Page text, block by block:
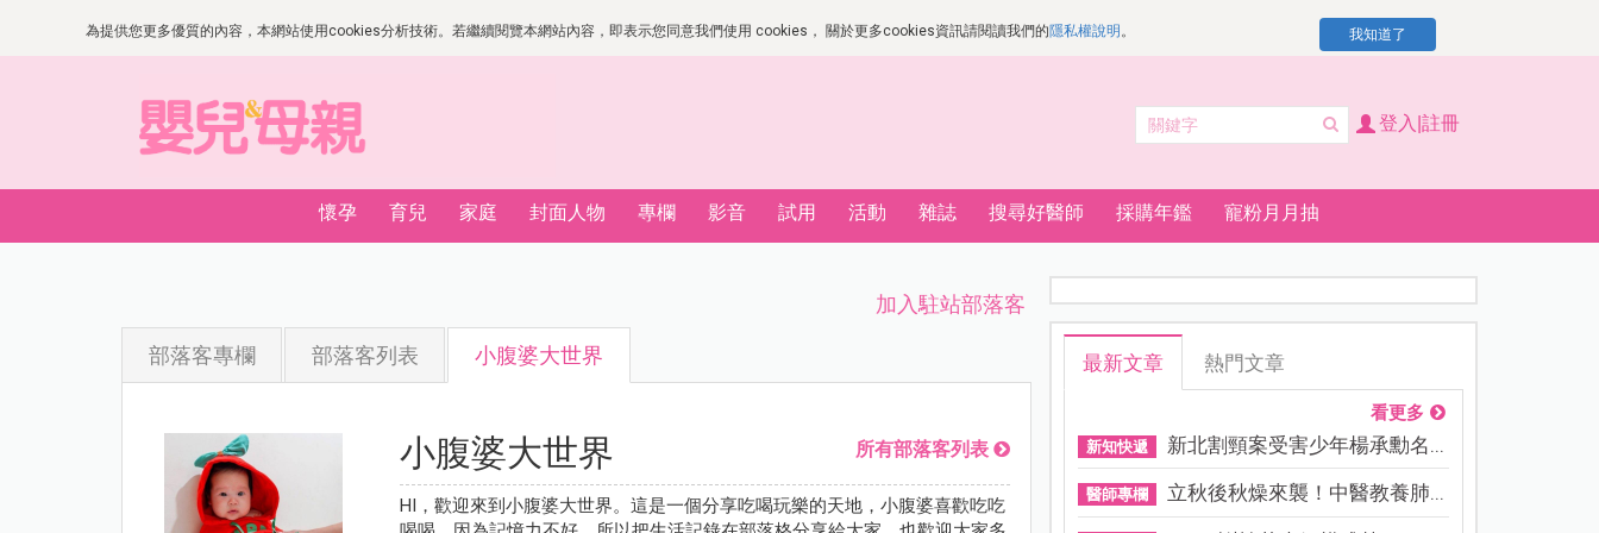
為提供您更多優質的內容，本網站使用cookies分析技術。若繼續閱覽本網站內容，即表示您同意我們使用 cookies， 關於更多cookies資訊請閱讀我們的隱私權說明 。 我知道了
登入|註冊
懷孕 育兒 家庭 封面人物 專欄 影音 試用 活動 雜誌 搜尋好醫師 採購年鑑 寵粉月月抽
加入駐站部落客
部落客專欄 部落客列表 小腹婆大世界
小腹婆大世界 所有部落客列表
HI，歡迎來到小腹婆大世界。這是一個分享吃喝玩樂的天地，小腹婆喜歡吃吃
最新文章 熱門文章
看更多
新知快遞 新北割頸案受害少年楊承勳名...
醫師專欄 立秋後秋燥來襲！中醫教養肺...